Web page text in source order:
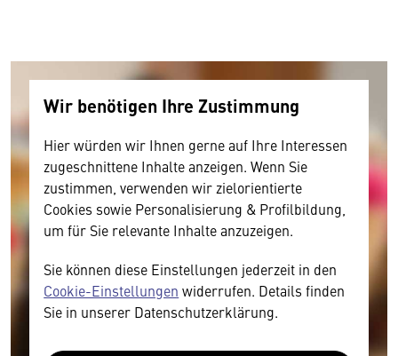
Wir benötigen Ihre Zustimmung
Hier würden wir Ihnen gerne auf Ihre Interessen
zugeschnittene Inhalte anzeigen. Wenn Sie
zustimmen, verwenden wir zielorientierte
Cookies sowie Personalisierung & Profilbildung,
um für Sie relevante Inhalte anzuzeigen.
Sie können diese Einstellungen jederzeit in den
Cookie-Einstellungen widerrufen. Details finden
Sie in unserer Datenschutzerklärung.